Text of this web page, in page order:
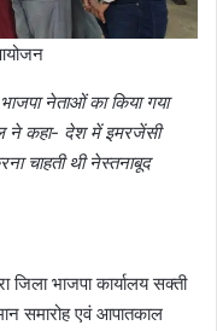
नेताओं का किया गया
ने कहा- देश में इमरजेंसी
चाहती थी नेस्तनाबूद
जिला भाजपा कार्यालय सक्ती
समारोह एवं आपातकाल